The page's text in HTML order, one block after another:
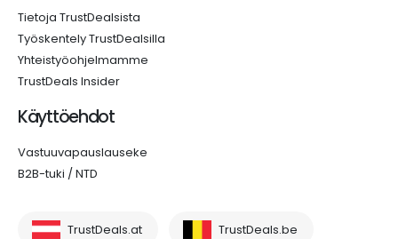
Tietoja TrustDealsista
Työskentely TrustDealsilla
Yhteistyöohjelmamme
TrustDeals Insider
Käyttöehdot
Vastuuvapauslauseke
B2B-tuki / NTD
TrustDeals.at TrustDeals.be